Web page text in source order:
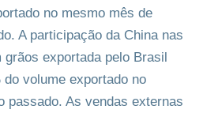
no mesmo mês de
A participação da China nas
exportada pelo Brasil
volume exportado no
passado. As vendas externas